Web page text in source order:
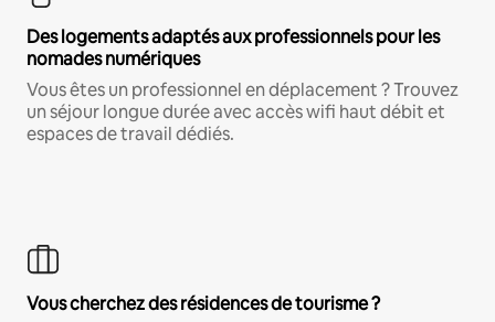
Des logements adaptés aux professionnels pour les
nomades numériques
Vous êtes un professionnel en déplacement ? Trouvez
un séjour longue durée avec accès wifi haut débit et
espaces de travail dédiés.
Vous cherchez des résidences de tourisme ?